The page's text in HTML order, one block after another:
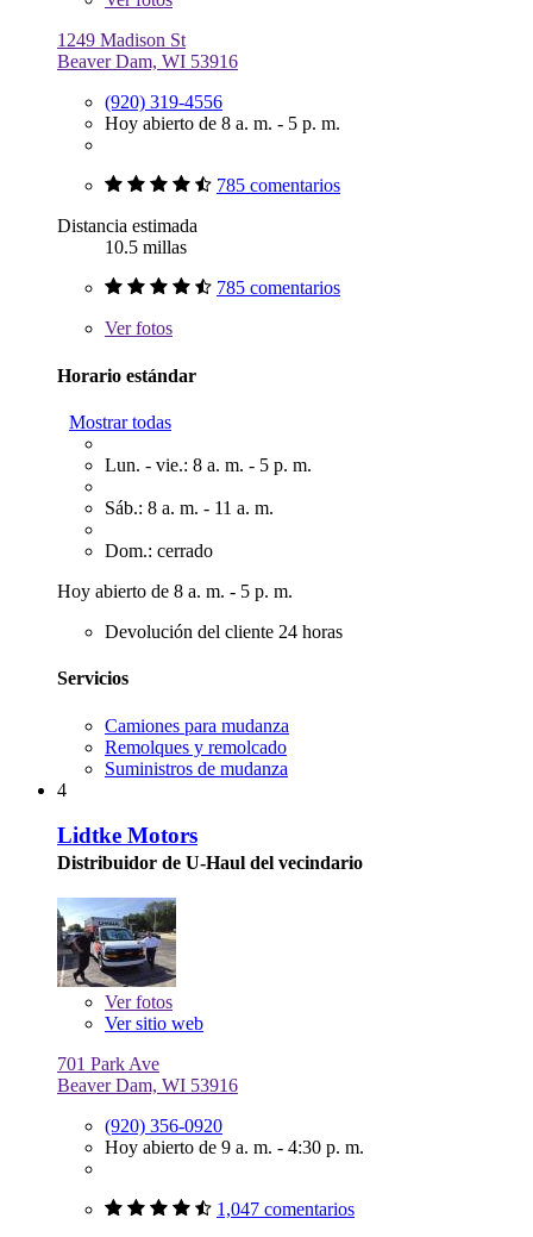
1249 Madison St
Beaver Dam, WI 53916
(920) 319-4556
Hoy abierto de 8 a. m. - 5 p. m.
785 comentarios
Distancia estimada
10.5 millas
785 comentarios
Verfotos
Horario estándar
Mostrar todas
Lun. - vie.: 8 a. m. - 5 p. m.
Sáb.: 8 a. m. - 11 a. m.
Dom.: cerrado
Hoy abierto de 8 a. m. - 5 p. m.
Devolución del cliente 24 horas
Servicios
Camiones para mudanza
Remolques y remolcado
Suministros de mudanza
4
Lidtke Motors
Distribuidor de U-Haul del vecindario
Verfotos
Ver sitio web
701 Park Ave
Beaver Dam, WI 53916
(920) 356-0920
Hoy abierto de 9 a. m. - 4:30 p. m.
1,047 comentarios